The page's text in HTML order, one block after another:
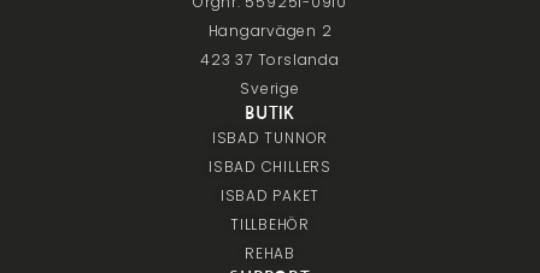
Hangarvägen 2
423 37 Torslanda
Sverige
BUTIK
ISBAD TUNNOR
ISBAD CHILLERS
ISBAD PAKET
TILLBEHÖR
REHAB